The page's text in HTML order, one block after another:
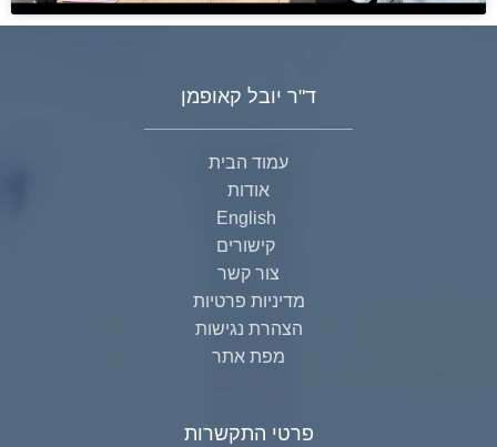
ד"ר יובל קאופמן
עמוד הבית
אודות
English
קישורים
צור קשר
מדיניות פרטיות
הצהרת נגישות
מפת אתר
פרטי התקשרות